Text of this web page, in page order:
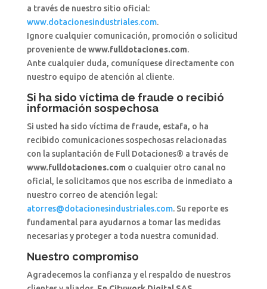
a través de nuestro sitio oficial:
www.dotacionesindustriales.com.
Ignore cualquier comunicación, promoción o solicitud
proveniente dewww.fulldotaciones.com.
Ante cualquier duda, comuníquese directamente con
nuestro equipo de atención al cliente.
Si ha sido víctima de fraude o recibió
información sospechosa
Si usted ha sido víctima de fraude, estafa, o ha
recibido comunicaciones sospechosas relacionadas
con la suplantación de Full Dotaciones® a través de
www.fulldotaciones.com o cualquier otro canal no
oficial, le solicitamos que nos escriba de inmediato a
nuestro correo de atención legal:
atorres@dotacionesindustriales.com. Su reporte es
fundamental para ayudarnos a tomar las medidas
necesarias y proteger a toda nuestra comunidad.
Nuestro compromiso
Agradecemos la confianza y el respaldo de nuestros